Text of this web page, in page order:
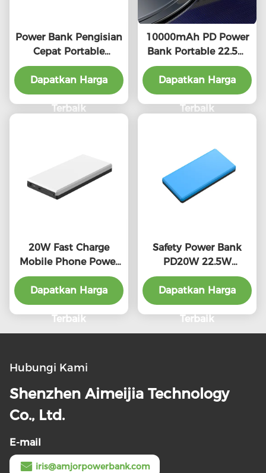
Power Bank Pengisian
Cepat Portable
10000mah 20w 22.5w
Perangkat Kompak
Dapatkan Harga
Terbaik
10000mAh PD Power
Bank Portable 22.5W
PD Battery Pack
Hadiah Promosi
Dapatkan Harga
Terbaik
20W Fast Charge
Mobile Phone Power
Bank Pengisi daya
10000mah Multi Color
Dapatkan Harga
Terbaik
Safety Power Bank
PD20W 22.5W
Pengecas Portable
Fast Charging
Dapatkan Harga
Terbaik
Hubungi Kami
Shenzhen Aimeijia Technology
Co., Ltd.
E-mail
iris@amjorpowerbank.com